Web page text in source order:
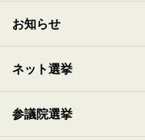
お知らせ
ネット選挙
参議院選挙